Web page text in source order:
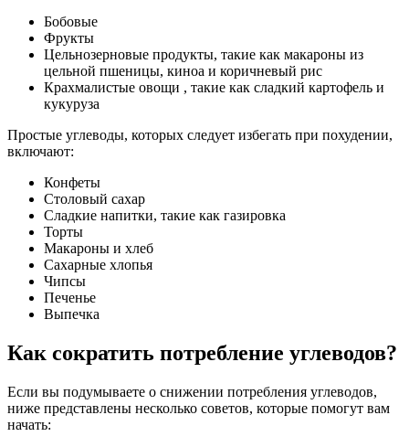
Бобовые
Фрукты
Цельнозерновые продукты, такие как макароны из
цельной пшеницы, киноа и коричневый рис
Крахмалистые овощи , такие как сладкий картофель и
кукуруза
Простые углеводы, которых следует избегать при похудении,
включают:
Конфеты
Столовый сахар
Сладкие напитки, такие как газировка
Торты
Макароны и хлеб
Сахарные хлопья
Чипсы
Печенье
Выпечка
Как сократить потребление углеводов?
Если вы подумываете о снижении потребления углеводов,
ниже представлены несколько советов, которые помогут вам
начать: